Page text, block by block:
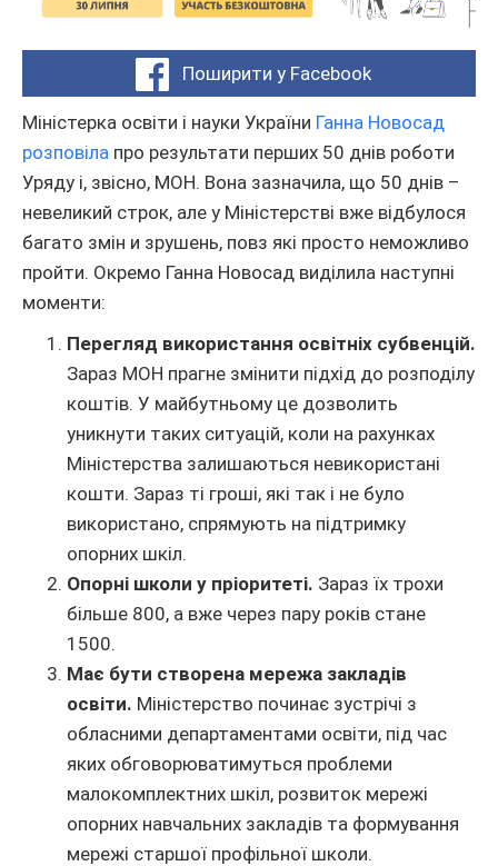
Поширити у Facebook
Міністерка освіти і науки України Ганна Новосад
розповіла про результати перших 50 днів роботи
Уряду і, звісно, МОН. Вона зазначила, що 50 днів –
невеликий строк, але у Міністерстві вже відбулося
багато змін и зрушень, повз які просто неможливо
пройти. Окремо Ганна Новосад виділила наступні
моменти:
Перегляд використання освітніх субвенцій.
Зараз МОН прагне змінити підхід до розподілу
коштів. У майбутньому це дозволить
уникнути таких ситуацій, коли на рахунках
Міністерства залишаються невикористані
кошти. Зараз ті гроші, які так і не було
використано, спрямують на підтримку
опорних шкіл.
Опорні школи у пріоритеті. Зараз їх трохи
більше 800, а вже через пару років стане
1500.
Має бути створена мережа закладів
освіти. Міністерство починає зустрічі з
обласними департаментами освіти, під час
яких обговорюватимуться проблеми
малокомплектних шкіл, розвиток мережі
опорних навчальних закладів та формування
мережі старшої профільної школи.